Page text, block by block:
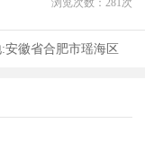
安徽省合肥市瑶海区